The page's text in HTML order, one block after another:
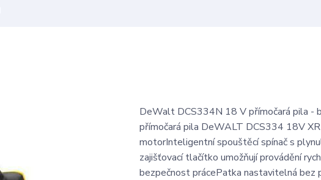
DeWalt DCS334N 18 V přímočará pila -
přímočará pila DeWALT DCS334 18V
motorInteligentní spouštěcí spínač s
zajišťovací tlačítko umožňují provádění
bezpečnost prácePatka nastavitelná bez